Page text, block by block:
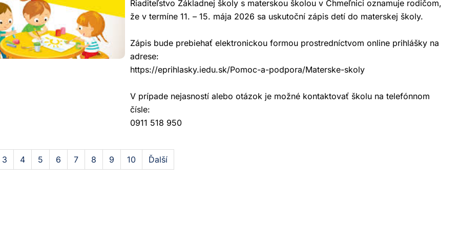
Riaditeľstvo Základnej školy s materskou školou v Chmeľnici oznamuje rodičom,
že v termíne 11. – 15. mája 2026 sa uskutoční zápis detí do materskej školy.
Zápis bude prebiehať elektronickou formou prostredníctvom online prihlášky na
adrese:
https://eprihlasky.iedu.sk/Pomoc-a-podpora/Materske-skoly
V prípade nejasností alebo otázok je možné kontaktovať školu na telefónnom
čísle:
0911 518 950
3 4 5 6 7 8 9 10 Ďalší